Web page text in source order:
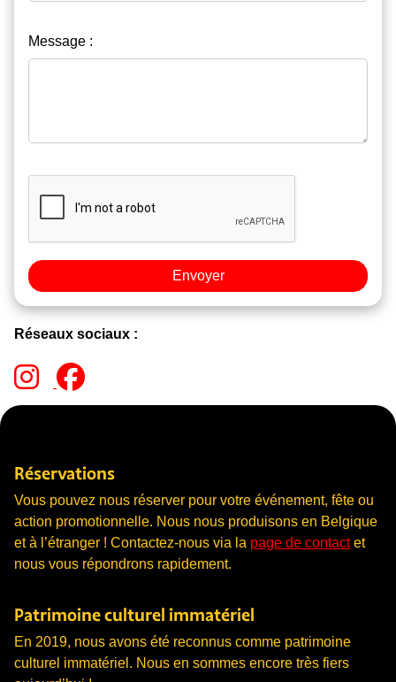
Message :
Envoyer
Réseaux sociaux :
Réservations
Vous pouvez nous réserver pour votre événement, fête ou
action promotionnelle. Nous nous produisons en Belgique
et à l’étranger ! Contactez-nous via la page de contactet
nous vous répondrons rapidement.
Patrimoine culturel immatériel
En 2019, nous avons été reconnus comme patrimoine
culturel immatériel. Nous en sommes encore très fiers